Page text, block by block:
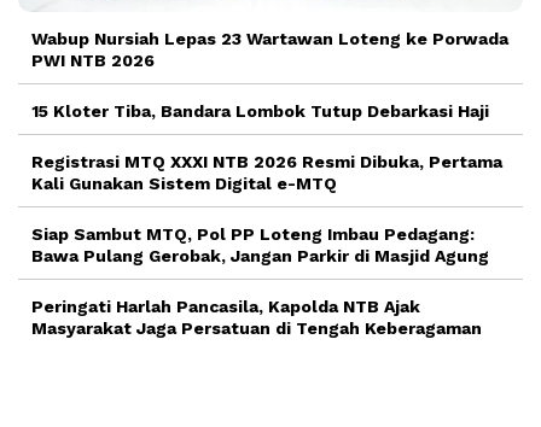
Wabup Nursiah Lepas 23 Wartawan Loteng ke Porwada
PWI NTB 2026
15 Kloter Tiba, Bandara Lombok Tutup Debarkasi Haji
Registrasi MTQ XXXI NTB 2026 Resmi Dibuka, Pertama
Kali Gunakan Sistem Digital e-MTQ
Siap Sambut MTQ, Pol PP Loteng Imbau Pedagang:
Bawa Pulang Gerobak, Jangan Parkir di Masjid Agung
Peringati Harlah Pancasila, Kapolda NTB Ajak
Masyarakat Jaga Persatuan di Tengah Keberagaman